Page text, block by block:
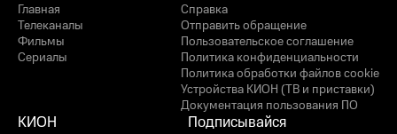
Главная
Телеканалы
Фильмы
Сериалы
Справка
Отправить обращение
Пользовательское соглашение
Политика конфиденциальности
Политика обработки файлов cookie
Устройства КИОН (ТВ и приставки)
Документация пользования ПО
КИОН Подписывайся